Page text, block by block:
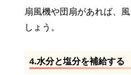
扇風機や団扇があれば、
しょう。
4.水分と塩分を補給する